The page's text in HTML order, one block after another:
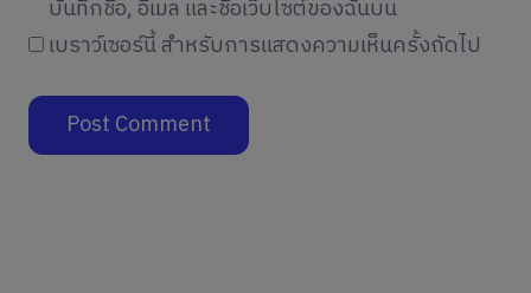
บันทึกชื่อ, อีเมล และชื่อเว็บไซต์ของฉันบน
เบราว์เซอร์นี้ สำหรับการแสดงความเห็นครั้งถัดไป